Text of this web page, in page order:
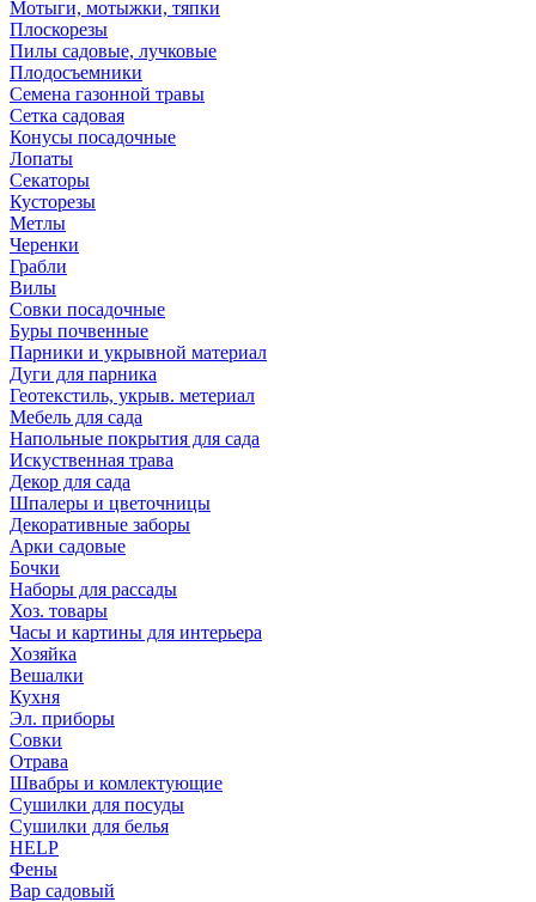
Мотыги, мотыжки, тяпки
Плоскорезы
Пилы садовые, лучковые
Плодосъемники
Семена газонной травы
Сетка садовая
Конусы посадочные
Лопаты
Секаторы
Кусторезы
Метлы
Черенки
Грабли
Вилы
Совки посадочные
Буры почвенные
Парники и укрывной материал
Дуги для парника
Геотекстиль, укрыв. метериал
Мебель для сада
Напольные покрытия для сада
Искуственная трава
Декор для сада
Шпалеры и цветочницы
Декоративные заборы
Арки садовые
Бочки
Наборы для рассады
Хоз. товары
Часы и картины для интерьера
Хозяйка
Вешалки
Кухня
Эл. приборы
Совки
Отрава
Швабры и комлектующие
Сушилки для посуды
Сушилки для белья
HELP
Фены
Вар садовый